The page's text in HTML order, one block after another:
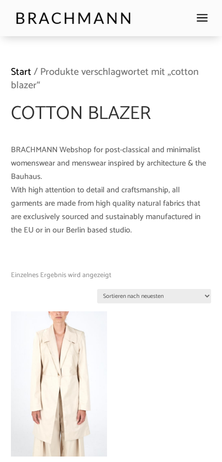
a
Start/ Produkte verschlagwortet mit „cotton
blazer“
COTTON BLAZER
BRACHMANN Webshop for post-classical and minimalist
womenswear and menswear inspired by architecture & the
Bauhaus.
With high attention to detail and craftsmanship, all
garments are made from high quality natural fabrics that
are exclusively sourced and sustainably manufactured in
the EU or in our Berlin based studio.
Einzelnes Ergebnis wird angezeigt